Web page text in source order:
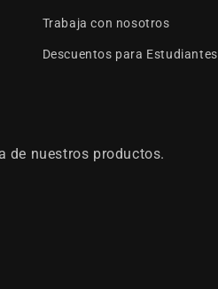
Trabaja con nosotros
Descuentos para Estudiantes
de nuestros productos.